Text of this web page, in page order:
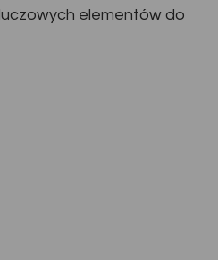
elementów do